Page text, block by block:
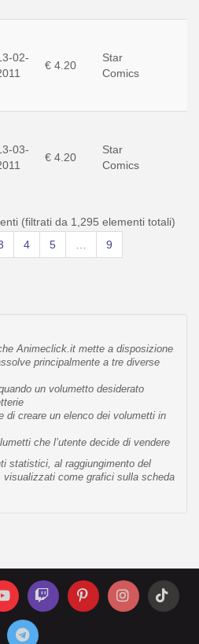
02-
€ 4.20
Star
Comics
03-
€ 4.20
Star
Comics
(filtrati da 1,295 elementi totali)
4 5 9
Animeclick.it mette a disposizione
principalmente a tre diverse
un volumetto desiderato
di creare un elenco dei volumetti in
che l’utente decide di vendere
statistici, al raggiungimento del
come grafici sulla scheda